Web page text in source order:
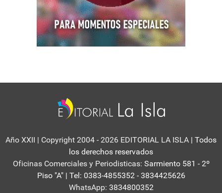
Año XXII | Copyright 2004 - 2026 EDITORIAL LA ISLA | Todos
los derechos reservados
Oficinas Comerciales y Periodisticas: Sarmiento 581 - 2º
Piso "A" | Tel: 0383-4855352 - 3834425626
WhatsApp: 3834800352